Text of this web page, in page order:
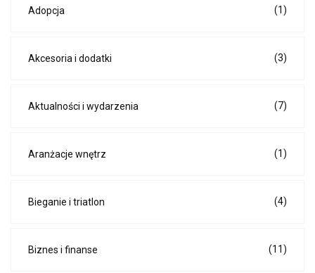
Adopcja (1)
Akcesoria i dodatki (3)
Aktualności i wydarzenia (7)
Aranżacje wnętrz (1)
Bieganie i triatlon (4)
Biznes i finanse (11)